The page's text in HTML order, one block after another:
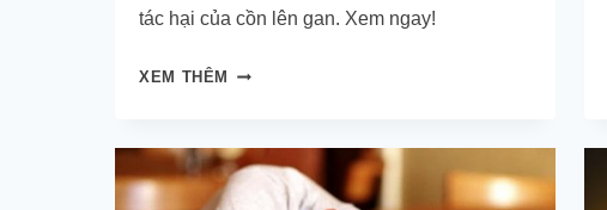
tác hại của cồn lên gan. Xem ngay!
XEM THÊM
11
ĂN
KHI